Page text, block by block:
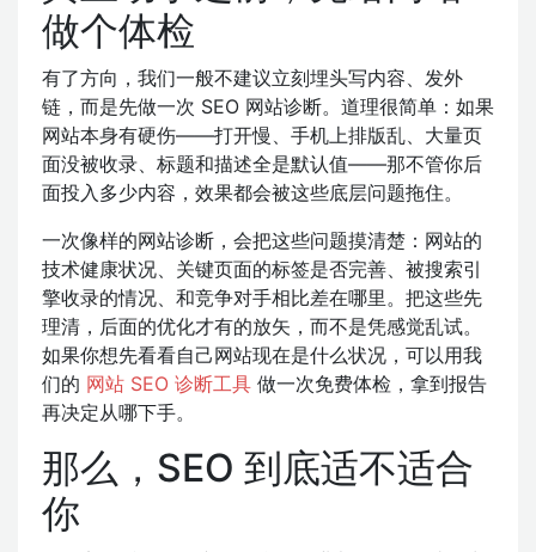
做个体检
有了方向，我们一般不建议立刻埋头写内容、发外
链，而是先做一次 SEO 网站诊断。道理很简单：如果
网站本身有硬伤——打开慢、手机上排版乱、大量页
面没被收录、标题和描述全是默认值——那不管你后
面投入多少内容，效果都会被这些底层问题拖住。
一次像样的网站诊断，会把这些问题摸清楚：网站的
技术健康状况、关键页面的标签是否完善、被搜索引
擎收录的情况、和竞争对手相比差在哪里。把这些先
理清，后面的优化才有的放矢，而不是凭感觉乱试。
如果你想先看看自己网站现在是什么状况，可以用我
们的 网站 SEO 诊断工具 做一次免费体检，拿到报告
再决定从哪下手。
那么，SEO 到底适不适合
你